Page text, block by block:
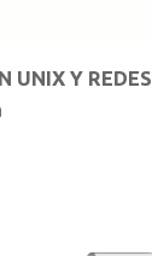
UNIX Y REDES